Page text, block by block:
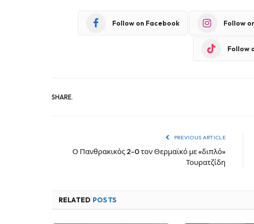
Follow on Facebook Follow
Follow
SHARE.
PREVIOUS ARTICLE
Ο Πανθρακικός 2-0 τον Θερμαϊκό με «διπλό»
Τουρατζίδη
RELATED POSTS